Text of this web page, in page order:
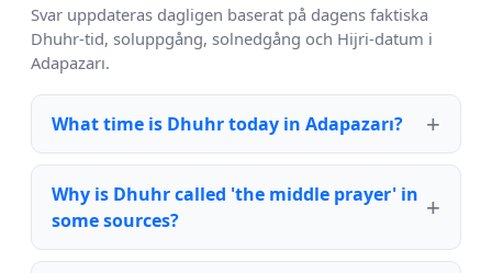
Svar uppdateras dagligen baserat på dagens faktiska
Dhuhr-tid, soluppgång, solnedgång och Hijri-datum i
Adapazarı.
What time is Dhuhr today in Adapazarı?
Why is Dhuhr called 'the middle prayer' in
some sources?